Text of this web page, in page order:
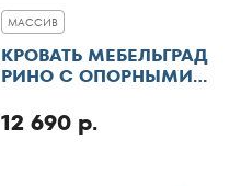
МАССИВ
КРОВАТЬ МЕБЕЛЬГРАД
РИНО С ОПОРНЫМИ
12 690 р.